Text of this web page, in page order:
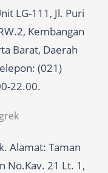
LG-111, Jl. Puri
Kembangan
Barat, Daerah
(021)
22.00.
Alamat: Taman
No.Kav. 21 Lt. 1,